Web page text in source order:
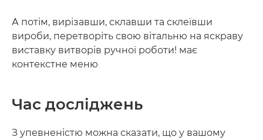
А потім, вирізавши, склавши та склеївши
вироби, перетворіть свою вітальню на яскраву
виставку витворів ручної роботи! має
контекстне меню
Час досліджень
З упевненістю можна сказати, що у вашому